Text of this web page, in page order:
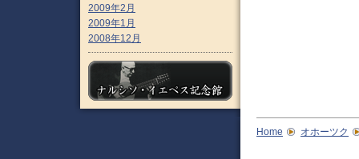
2009年2月
2009年1月
2008年12月
Home オホーツク